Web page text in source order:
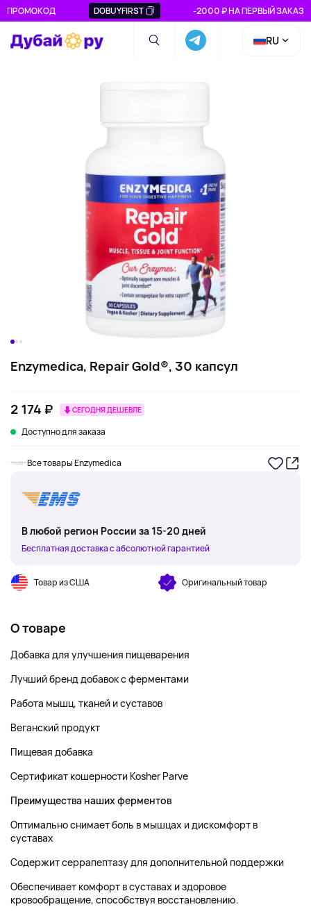
ПРОМОКОД DOBUYFIRST -2000 ₽ НА ПЕРВЫЙ ЗАКАЗ
RU
Enzymedica, Repair Gold®, 30 капсул
2 174 ₽ СЕГОДНЯ ДЕШЕВЛЕ
Доступно для заказа
Все товары Enzymedica
В любой регион России за 15-20 дней
Бесплатная доставка с абсолютной гарантией
Товар из США Оригинальный товар
О товаре
Добавка для улучшения пищеварения
Лучший бренд добавок с ферментами
Работа мышц, тканей и суставов
Веганский продукт
Пищевая добавка
Сертификат кошерности Kosher Parve
Преимущества наших ферментов
Оптимально снимает боль в мышцах и дискомфорт в
суставах
Содержит серрапептазу для дополнительной поддержки
Обеспечивает комфорт в суставах и здоровое
кровообращение, способствуя восстановлению.